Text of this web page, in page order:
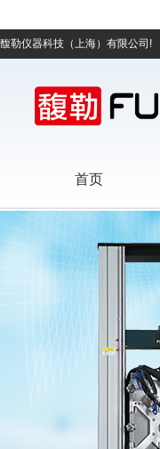
馥勒仪器科技（上海）有限公司!
首页